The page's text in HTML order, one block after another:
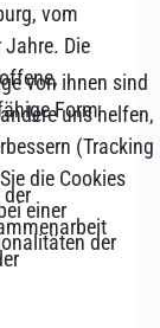
vom
Die
Form
von ihnen sind
uns helfen,
(Tracking
die Cookies
einer
der